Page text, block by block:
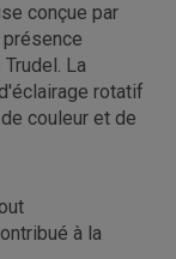
conçue par
La
rotatif
couleur et de
à la